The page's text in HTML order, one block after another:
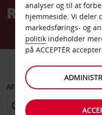
AvisRonne
AFHENT FRA
analyser og til at
hjemmeside. Vi deler
markedsførings- og
politik indeholder
på ACCEPTÉR